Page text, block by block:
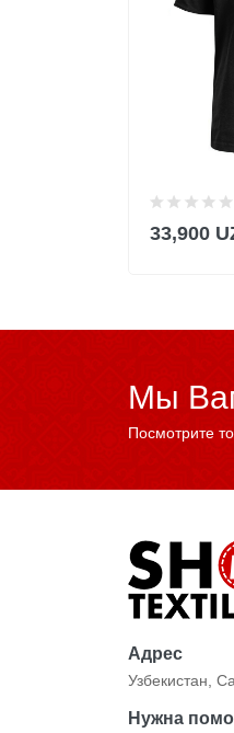
33,900
Мы
Посмотрите
Адрес
Узбекистан,
Нужна